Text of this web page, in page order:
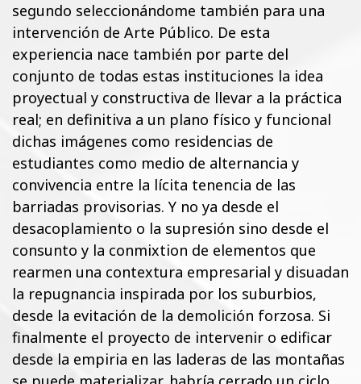
segundo seleccionándome también para una
intervención de Arte Público. De esta
experiencia nace también por parte del
conjunto de todas estas instituciones la idea
proyectual y constructiva de llevar a la práctica
real; en definitiva a un plano físico y funcional
dichas imágenes como residencias de
estudiantes como medio de alternancia y
convivencia entre la lícita tenencia de las
barriadas provisorias. Y no ya desde el
desacoplamiento o la supresión sino desde el
consunto y la conmixtion de elementos que
rearmen una contextura empresarial y disuadan
la repugnancia inspirada por los suburbios,
desde la evitación de la demolición forzosa. Si
finalmente el proyecto de intervenir o edificar
desde la empiria en las laderas de las montañas